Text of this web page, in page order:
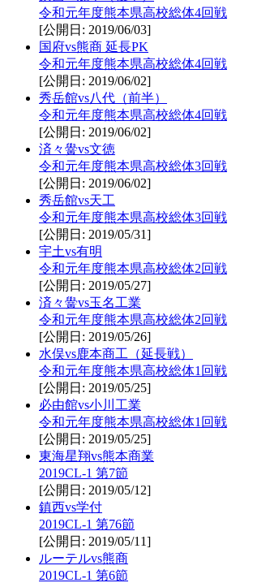
令和元年度熊本県高校総体4回戦
[公開日: 2019/06/03]
国府vs熊商 延長PK
令和元年度熊本県高校総体4回戦
[公開日: 2019/06/02]
秀岳館vs八代（前半）
令和元年度熊本県高校総体4回戦
[公開日: 2019/06/02]
済々黌vs文徳
令和元年度熊本県高校総体3回戦
[公開日: 2019/06/02]
秀岳館vs天工
令和元年度熊本県高校総体3回戦
[公開日: 2019/05/31]
宇土vs有明
令和元年度熊本県高校総体2回戦
[公開日: 2019/05/27]
済々黌vs玉名工業
令和元年度熊本県高校総体2回戦
[公開日: 2019/05/26]
水俣vs鹿本商工（延長戦）
令和元年度熊本県高校総体1回戦
[公開日: 2019/05/25]
必由館vs小川工業
令和元年度熊本県高校総体1回戦
[公開日: 2019/05/25]
東海星翔vs熊本商業
2019CL-1 第7節
[公開日: 2019/05/12]
鎮西vs学付
2019CL-1 第76節
[公開日: 2019/05/11]
ルーテルvs熊商
2019CL-1 第6節